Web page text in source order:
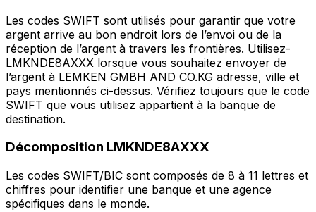
Les codes SWIFT sont utilisés pour garantir que votre
argent arrive au bon endroit lors de l’envoi ou de la
réception de l’argent à travers les frontières. Utilisez-
LMKNDE8AXXX lorsque vous souhaitez envoyer de
l’argent à LEMKEN GMBH AND CO.KG adresse, ville et
pays mentionnés ci-dessus. Vérifiez toujours que le code
SWIFT que vous utilisez appartient à la banque de
destination.
Décomposition LMKNDE8AXXX
Les codes SWIFT/BIC sont composés de 8 à 11 lettres et
chiffres pour identifier une banque et une agence
spécifiques dans le monde.